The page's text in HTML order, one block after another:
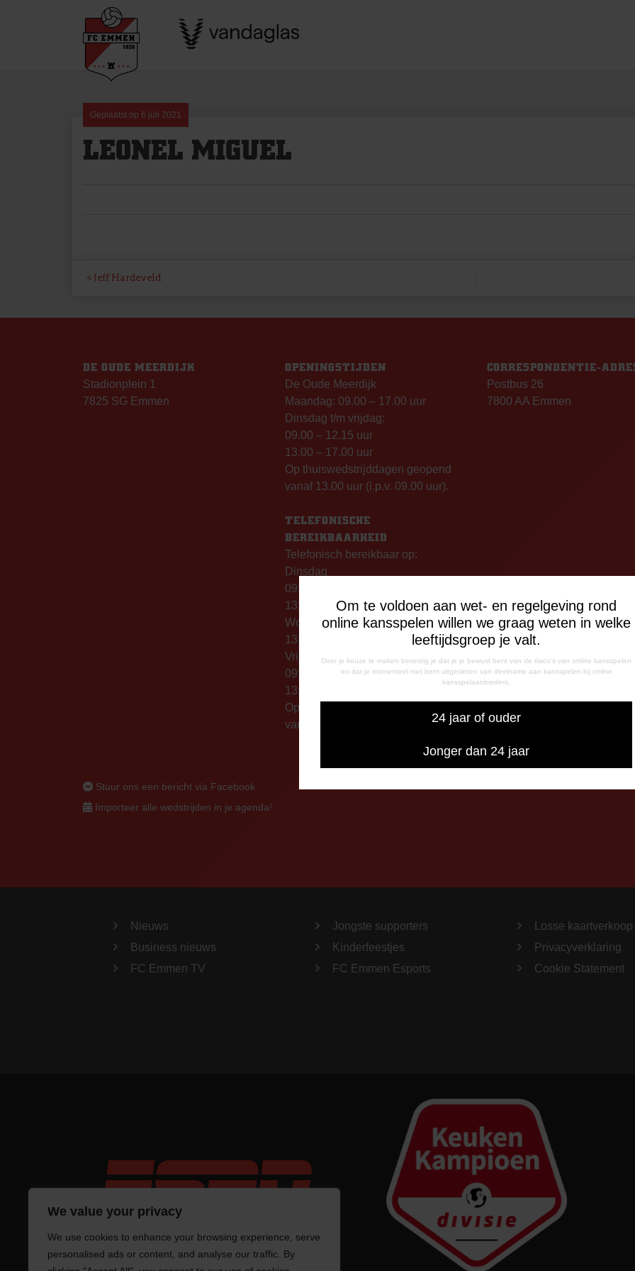
We value your privacy
We use cookies to enhance your browsing experience, serve
personalised ads or content, and analyse our traffic. By
Om te voldoen aan wet- en regelgeving rond
online kansspelen willen we graag weten in welke
leeftijdsgroep je valt.
Door je keuze te maken bevestig je dat je je bewust bent van de risico's van online kansspelen
en dat je momenteel niet bent uitgesloten van deelname aan kansspelen bij online
kansspelaanbieders.
24 jaar of ouder
Jonger dan 24 jaar
Geplaatst op 6 juli 2021
LEONEL MIGUEL
BERICHT
NAVIGATIE
Jeff Hardeveld
DE OUDE MEERDIJK
Stadionplein 1
7825 SG Emmen
OPENINGSTIJDEN
De Oude Meerdijk
Maandag: 09.00 – 17.00 uur
Dinsdag t/m vrijdag:
09.00 – 12.15 uur
13.00 – 17.00 uur
Op thuiswedstrijddagen geopend
vanaf 13.00 uur (i.p.v. 09.00 uur).
TELEFONISCHE
BEREIKBAARHEID
Telefonisch bereikbaar op:
Dinsdag
09:00 - 12:15 uur
13:00 - 17:00 uur
Woensdag
13:00 - 17:00 uur
Vrijdag
09:00 - 12:15 uur
13:00 - 17:00 uur
Op thuiswedstrijddagen bereikbaar
vanaf 13:00 - 20:00 uur
CORRESPONDENTIE-
Postbus 26
7800 AA Emmen
Stuur ons een bericht via Facebook
Importeer alle wedstrijden in je agenda!
Nieuws
Business nieuws
FC Emmen TV
Jongste supporters
Kinderfeestjes
FC Emmen Esports
Losse kaartverkoop
Privacyverklaring
Cookie Statement